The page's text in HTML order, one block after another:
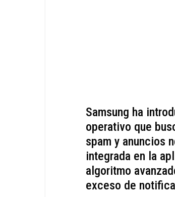
Samsung ha
operativo que
spam y anuncios
integrada en la
algoritmo
exceso de